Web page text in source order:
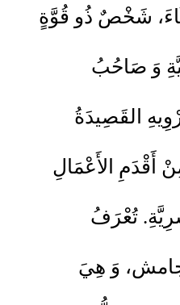
شَخْصٌ ذُو قُوَّةٍ
وَ صَاحُبُ
القَصِيدَةُ
أَقْدَمِ الأَعْمَالِ
تُعْرَفُ
وَ هِيَ